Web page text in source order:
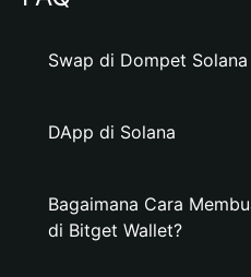
Swap di Dompet Solana
DApp di Solana
Bagaimana Cara
di Bitget Wallet?